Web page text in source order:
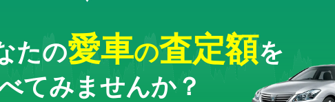
たの愛車の査定額を
てみませんか？